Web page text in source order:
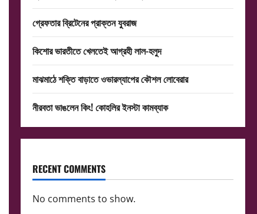
গ্রেফতার ব্রিটেনের প্রাক্তন যুবরাজ
কিশোর ভারতীতে খেলতেই আগ্রহী লাল-হলুদ
মাঝমাঠে শক্তি বাড়াতে ওভারল্যাপের কৌশল লোবেরার
নীরবতা ভাঙলেন কিং! কোহলির ইনস্টা কামব্যাক
RECENT COMMENTS
No comments to show.